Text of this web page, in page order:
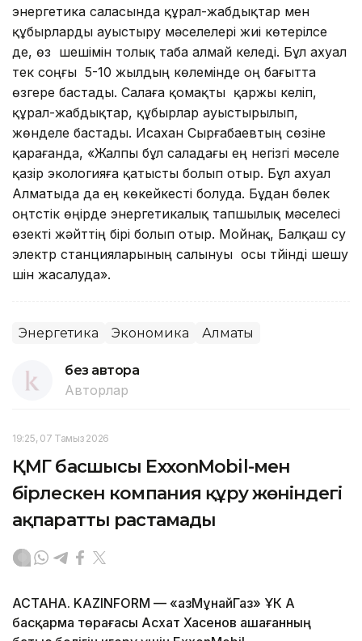
энергетика саласында құрал-жабдықтар мен
құбырларды ауыстыру мәселелері жиі көтерілсе
де, өз шешімін толық таба алмай келеді. Бұл ахуал
тек соңғы 5-10 жылдың көлемінде оң бағытта
өзгере бастады. Салаға қомақты қаржы келіп,
құрал-жабдықтар, құбырлар ауыстырылып,
жөнделе бастады. Исахан Сырғабаевтың сөзіне
қарағанда, «Жалпы бұл саладағы ең негізгі мәселе
қазір экологияға қатысты болып отыр. Бұл ахуал
Алматыда да ең көкейкесті болуда. Бұдан бөлек
оңтүстік өңірде энергетикалық тапшылық мәселесі
өзекті жәйттің бірі болып отыр. Мойнақ, Балқаш су
электр станцияларының салынуы осы түйінді шешу
үшін жасалуда».
Энергетика Экономика Алматы
без автора
Авторлар
19:25, 07 Тамыз 2026
ҚМГ басшысы ExxonMobil-мен
бірлескен компания құру жөніндегі
ақпаратты растамады
АСТАНА. KAZINFORM — «ҚазМұнайГаз» ҰК АҚ
басқарма төрағасы Асхат Хасенов Қашағанның